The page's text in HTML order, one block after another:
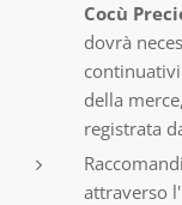
Cocù
dovrà
della
registrata
attraverso